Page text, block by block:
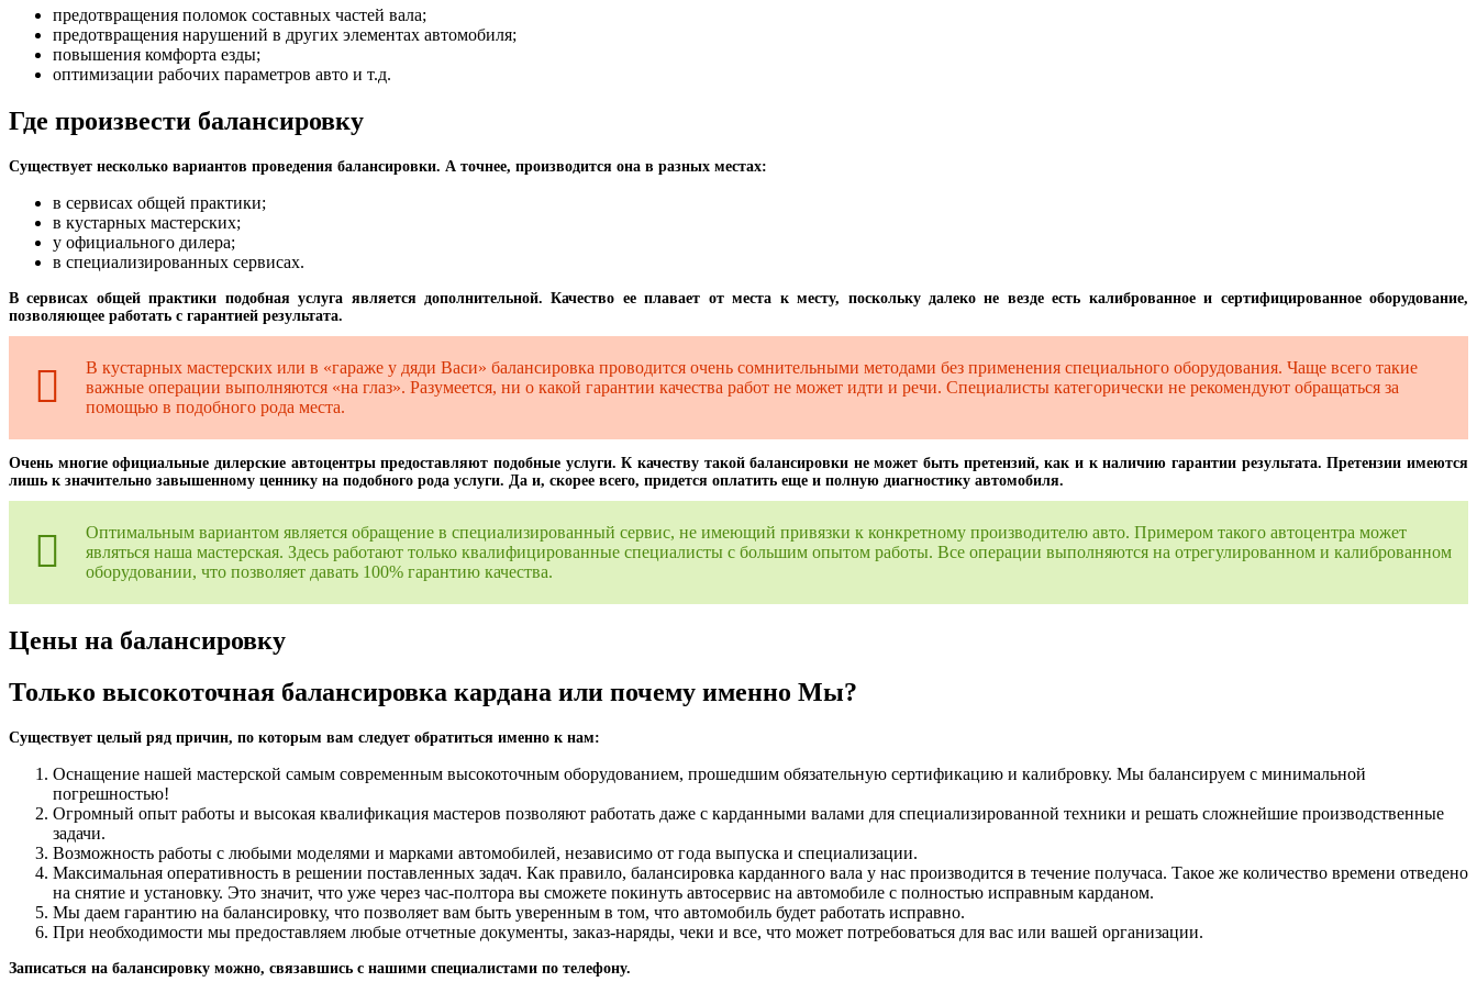
предотвращения поломок составных частей вала;
предотвращения нарушений в других элементах автомобиля;
повышения комфорта езды;
оптимизации рабочих параметров авто и т.д.
Где произвести балансировку
Существует несколько вариантов проведения балансировки. А точнее, производится она в разных местах:
в сервисах общей практики;
в кустарных мастерских;
у официального дилера;
в специализированных сервисах.
В сервисах общей практики подобная услуга является дополнительной. Качество ее плавает от места к месту, поскольку далеко не везде есть калиброванное и сертифицированное оборудование,
позволяющее работать с гарантией результата.
В кустарных мастерских или в «гараже у дяди Васи» балансировка проводится очень сомнительными методами без применения специального оборудования. Чаще всего такие
важные операции выполняются «на глаз». Разумеется, ни о какой гарантии качества работ не может идти и речи. Специалисты категорически не рекомендуют обращаться за
помощью в подобного рода места.
Очень многие официальные дилерские автоцентры предоставляют подобные услуги. К качеству такой балансировки не может быть претензий, как и к наличию гарантии результата. Претензии имеются
лишь к значительно завышенному ценнику на подобного рода услуги. Да и, скорее всего, придется оплатить еще и полную диагностику автомобиля.
Оптимальным вариантом является обращение в специализированный сервис, не имеющий привязки к конкретному производителю авто. Примером такого автоцентра может
являться наша мастерская. Здесь работают только квалифицированные специалисты с большим опытом работы. Все операции выполняются на отрегулированном и калиброванном
оборудовании, что позволяет давать 100% гарантию качества.
Цены на балансировку
Только высокоточная балансировка кардана или почему именно Мы?
Существует целый ряд причин, по которым вам следует обратиться именно к нам:
Оснащение нашей мастерской самым современным высокоточным оборудованием, прошедшим обязательную сертификацию и калибровку. Мы балансируем с минимальной
погрешностью!
Огромный опыт работы и высокая квалификация мастеров позволяют работать даже с карданными валами для специализированной техники и решать сложнейшие производственные
задачи.
Возможность работы с любыми моделями и марками автомобилей, независимо от года выпуска и специализации.
Максимальная оперативность в решении поставленных задач. Как правило, балансировка карданного вала у нас производится в течение получаса. Такое же количество времени отведено
на снятие и установку. Это значит, что уже через час-полтора вы сможете покинуть автосервис на автомобиле с полностью исправным карданом.
Мы даем гарантию на балансировку, что позволяет вам быть уверенным в том, что автомобиль будет работать исправно.
При необходимости мы предоставляем любые отчетные документы, заказ-наряды, чеки и все, что может потребоваться для вас или вашей организации.
Записаться на балансировку можно, связавшись с нашими специалистами по телефону.